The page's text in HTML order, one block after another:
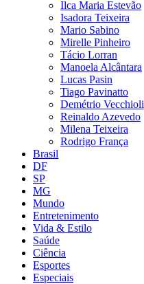
Ilca Maria Estevão
Isadora Teixeira
Mario Sabino
Mirelle Pinheiro
Tácio Lorran
Manoela Alcântara
Lucas Pasin
Tiago Pavinatto
Demétrio Vecchioli
Reinaldo Azevedo
Milena Teixeira
Rodrigo França
Brasil
DF
SP
MG
Mundo
Entretenimento
Vida & Estilo
Saúde
Ciência
Esportes
Especiais